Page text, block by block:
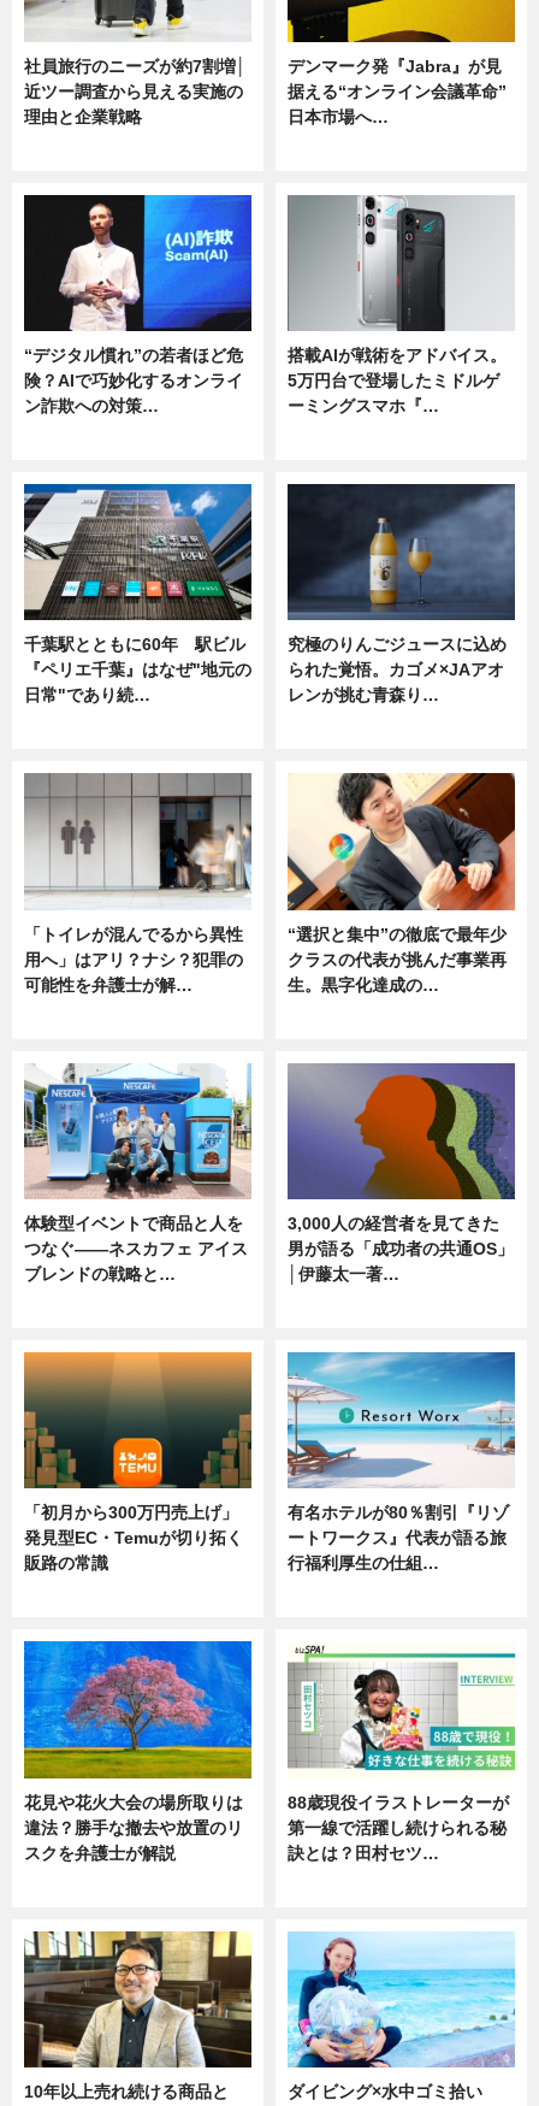
社員旅行のニーズが約7割増│
近ツー調査から見える実施の
理由と企業戦略
デンマーク発『Jabra』が見
据える“オンライン会議革命”
日本市場へ…
“デジタル慣れ”の若者ほど危
険？AIで巧妙化するオンライ
ン詐欺への対策…
搭載AIが戦術をアドバイス。
5万円台で登場したミドルゲ
ーミングスマホ『…
千葉駅とともに60年 駅ビル
『ペリエ千葉』はなぜ"地元の
日常"であり続…
究極のりんごジュースに込め
られた覚悟。カゴメ×JAアオ
レンが挑む青森り…
「トイレが混んでるから異性
用へ」はアリ？ナシ？犯罪の
可能性を弁護士が解…
“選択と集中”の徹底で最年少
クラスの代表が挑んだ事業再
生。黒字化達成の…
体験型イベントで商品と人を
つなぐ――ネスカフェ アイス
ブレンドの戦略と…
3,000人の経営者を見てきた
男が語る「成功者の共通OS」
│伊藤太一著…
「初月から300万円売上げ」
発見型EC・Temuが切り拓く
販路の常識
有名ホテルが80％割引『リゾ
ートワークス』代表が語る旅
行福利厚生の仕組…
花見や花火大会の場所取りは
違法？勝手な撤去や放置のリ
スクを弁護士が解説
88歳現役イラストレーターが
第一線で活躍し続けられる秘
訣とは？田村セツ…
10年以上売れ続ける商品と
ダイビング×水中ゴミ拾い